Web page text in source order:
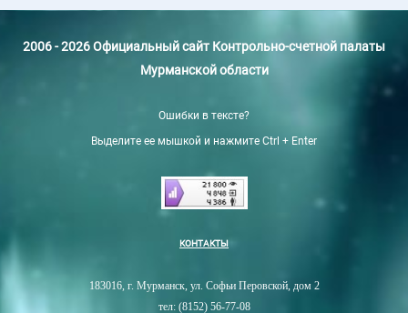
2006 - 2026 Официальный сайт Контрольно-счетной палаты
Мурманской области
Ошибки в тексте?
Выделите ее мышкой и нажмите Ctrl + Enter
КОНТАКТЫ
183016, г. Мурманск, ул. Софьи Перовской, дом 2
тел: (8152) 56-77-08